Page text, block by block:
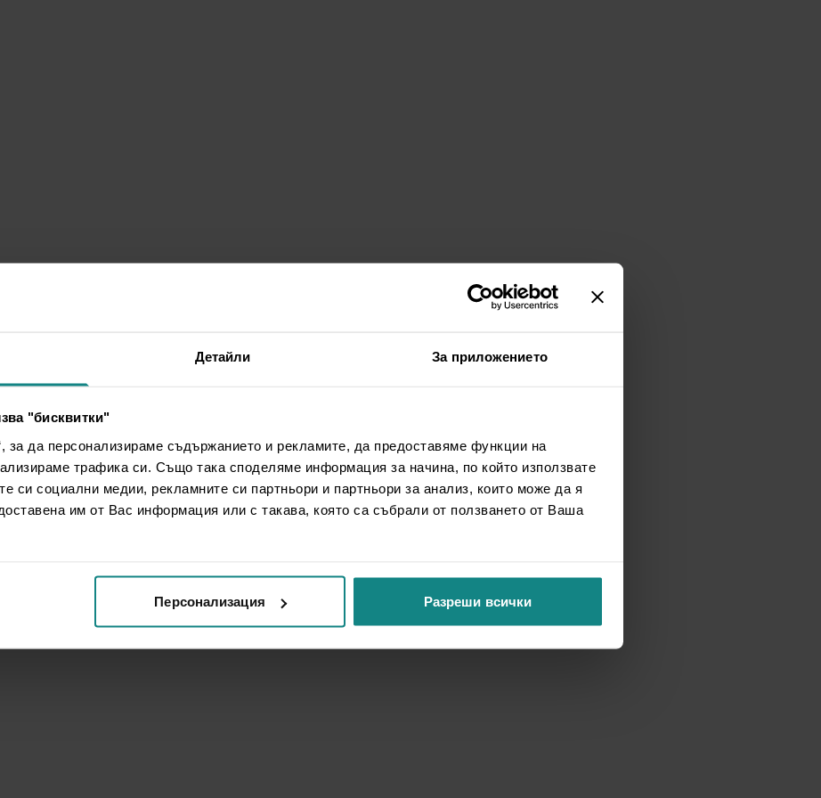
Детайли За приложението
"бисквитки"
за да персонализираме съдържанието и рекламите, да предоставяме функции на
трафика си. Също така споделяме информация за начина, по който използвате
си социални медии, рекламните си партньори и партньори за анализ, които може да я
им от Вас информация или с такава, която са събрали от ползването от Ваша
Персонализация Разреши всички